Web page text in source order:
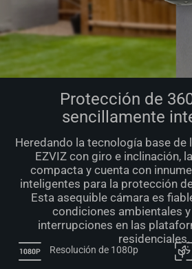
Protección de
sencillamente
Heredando la tecnología base de
EZVIZ con giro e inclinación,
compacta y cuenta con
inteligentes para la protección
Esta asequible cámara es
condiciones ambientales
interrupciones en las
residenciales.
Resolución de 1080p